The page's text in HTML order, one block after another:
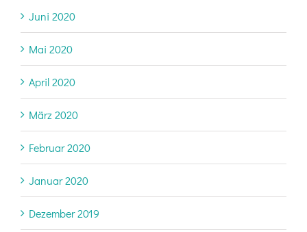
Juni 2020
Mai 2020
April 2020
März 2020
Februar 2020
Januar 2020
Dezember 2019